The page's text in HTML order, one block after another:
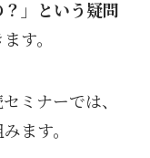
？」という疑問
す。
ミナーでは、
ます。